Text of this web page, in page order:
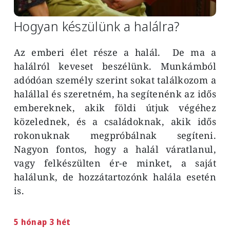
Hogyan készülünk a halálra?
Az emberi élet része a halál. De ma a
halálról keveset beszélünk. Munkámból
adódóan személy szerint sokat találkozom a
halállal és szeretném, ha segítenénk az idős
embereknek, akik földi útjuk végéhez
közelednek, és a családoknak, akik idős
rokonuknak megpróbálnak segíteni.
Nagyon fontos, hogy a halál váratlanul,
vagy felkészülten ér-e minket, a saját
halálunk, de hozzátartozónk halála esetén
is.
5 hónap 3 hét